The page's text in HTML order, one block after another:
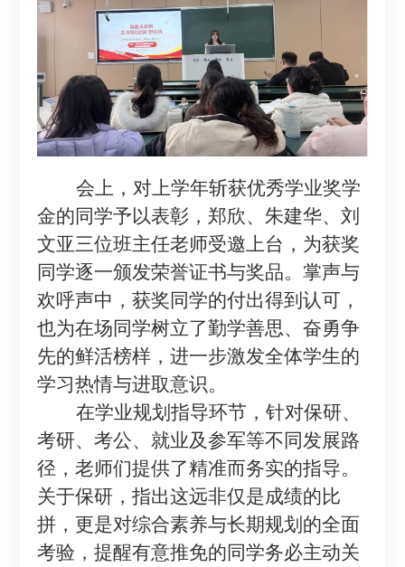
会上，对上学年斩获优秀学业奖学
金的同学予以表彰，郑欣、朱建华、刘
文亚三位班主任老师受邀上台，为获奖
同学逐一颁发荣誉证书与奖品。掌声与
欢呼声中，获奖同学的付出得到认可，
也为在场同学树立了勤学善思、奋勇争
先的鲜活榜样，进一步激发全体学生的
学习热情与进取意识。
在学业规划指导环节，针对保研、
考研、考公、就业及参军等不同发展路
径，老师们提供了精准而务实的指导。
关于保研，指出这远非仅是成绩的比
拼，更是对综合素养与长期规划的全面
考验，提醒有意推免的同学务必主动关